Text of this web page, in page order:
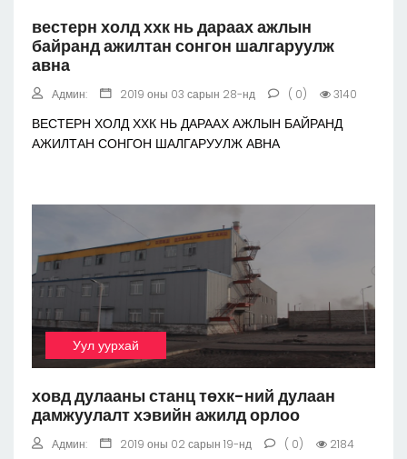
вестерн холд ххк нь дараах ажлын
байранд ажилтан сонгон шалгаруулж
авна
Админ: 2019 оны 03 сарын 28-нд ( 0) 3140
ВЕСТЕРН ХОЛД ХХК НЬ ДАРААХ АЖЛЫН БАЙРАНД
АЖИЛТАН СОНГОН ШАЛГАРУУЛЖ АВНА
Уул уурхай
ховд дулааны станц төхк-ний дулаан
дамжуулалт хэвийн ажилд орлоо
Админ: 2019 оны 02 сарын 19-нд ( 0) 2184